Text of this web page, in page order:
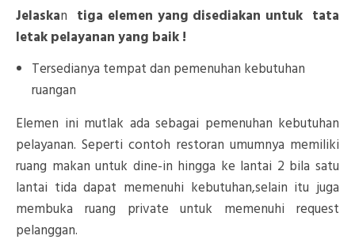
Jelaskan tiga elemen yang disediakan untuk tata
letak pelayanan yang baik !
Tersedianya tempat dan pemenuhan kebutuhan
ruangan
Elemen ini mutlak ada sebagai pemenuhan kebutuhan
pelayanan. Seperti contoh restoran umumnya memiliki
ruang makan untuk dine-in hingga ke lantai 2 bila satu
lantai tida dapat memenuhi kebutuhan,selain itu juga
membuka ruang private untuk memenuhi request
pelanggan.